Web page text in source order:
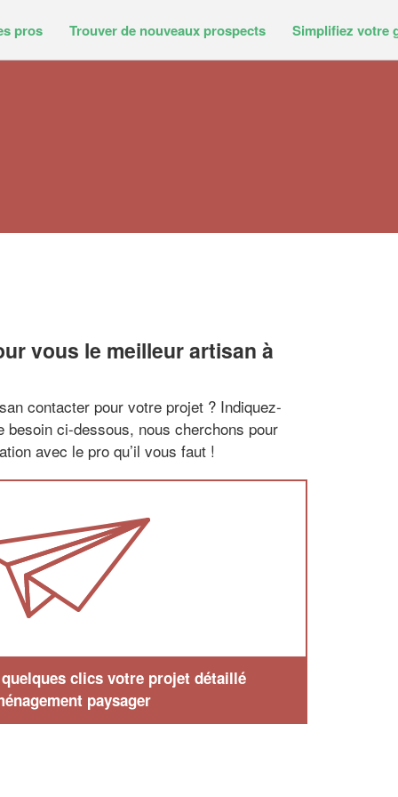
pros Trouver de nouveaux prospects Simplifiez votre
vous le meilleur artisan à
contacter pour votre projet ? Indiquez-
besoin ci-dessous, nous cherchons pour
avec le pro qu’il vous faut !
clics votre projet détaillé
paysager